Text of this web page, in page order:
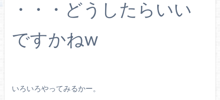
・・・どうしたらいい
ですかねw
いろいろやってみるかー。